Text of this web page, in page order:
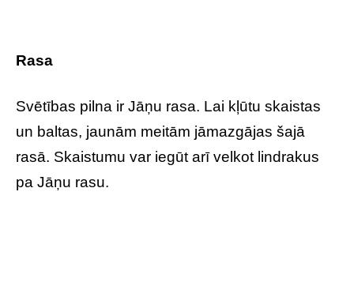
Rasa
Svētības pilna ir Jāņu rasa. Lai kļūtu skaistas
un baltas, jaunām meitām jāmazgājas šajā
rasā. Skaistumu var iegūt arī velkot lindrakus
pa Jāņu rasu.